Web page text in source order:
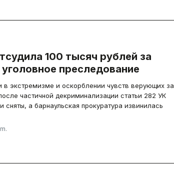
100 тысяч рублей за
преследование
в экстремизме и оскорблении чувств верующих за
частичной декриминализации статьи 282 УК
сняты, а барнаульская прокуратура извинилась